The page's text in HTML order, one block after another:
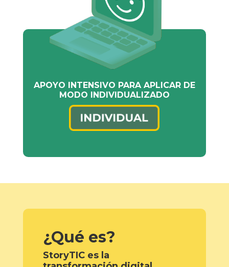
APOYO INTENSIVO PARA APLICAR DE
MODO INDIVIDUALIZADO
¿Qué es?
StoryTIC es la